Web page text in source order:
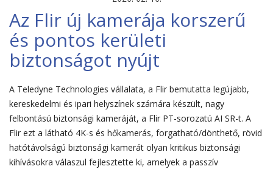
Az Flir új kamerája korszerű
és pontos kerületi
biztonságot nyújt
A Teledyne Technologies vállalata, a Flir bemutatta legújabb,
kereskedelmi és ipari helyszínek számára készült, nagy
felbontású biztonsági kameráját, a Flir PT-sorozatú AI SR-t. A
Flir ezt a látható 4K-s és hőkamerás, forgatható/dönthető, rövid
hatótávolságú biztonsági kamerát olyan kritikus biztonsági
kihívásokra válaszul fejlesztette ki, amelyek a passzív